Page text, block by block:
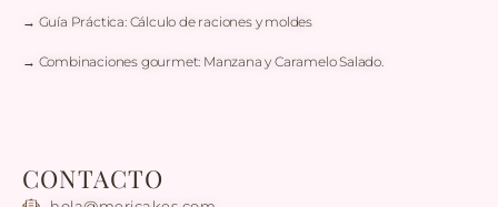
→ Guía Práctica: Cálculo de raciones y moldes
→ Combinaciones gourmet: Manzana y Caramelo Salado.
CONTACTO